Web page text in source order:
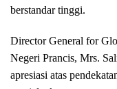
berstandar tinggi.
Director General for
Negeri Prancis, Mrs.
apresiasi atas